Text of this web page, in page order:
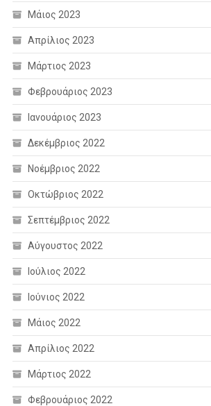
Μάιος 2023
Απρίλιος 2023
Μάρτιος 2023
Φεβρουάριος 2023
Ιανουάριος 2023
Δεκέμβριος 2022
Νοέμβριος 2022
Οκτώβριος 2022
Σεπτέμβριος 2022
Αύγουστος 2022
Ιούλιος 2022
Ιούνιος 2022
Μάιος 2022
Απρίλιος 2022
Μάρτιος 2022
Φεβρουάριος 2022